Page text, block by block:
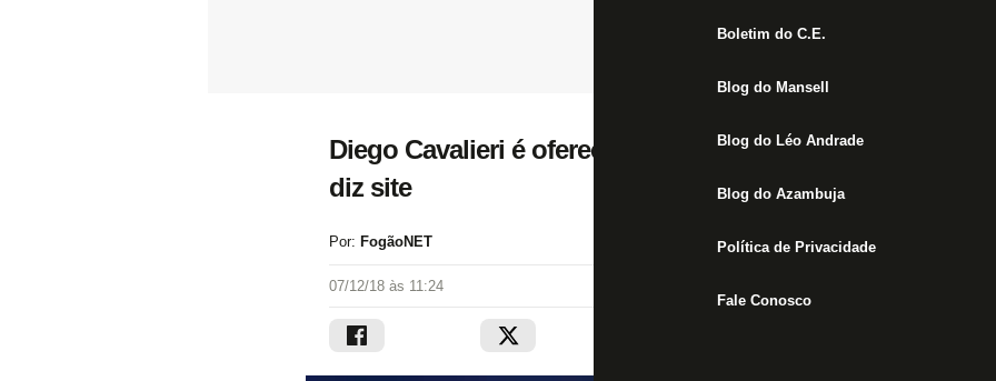
Boletim do C.E.
Blog do Mansell
Blog do Léo Andrade
Blog do Azambuja
Política de Privacidade
Fale Conosco
Diego Cavalieri é oferecido ao Botafogo para suprir
diz site
Por: FogãoNET
07/12/18 às 11:24